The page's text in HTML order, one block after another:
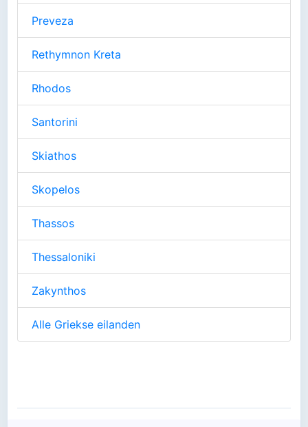
Preveza
Rethymnon Kreta
Rhodos
Santorini
Skiathos
Skopelos
Thassos
Thessaloniki
Zakynthos
Alle Griekse eilanden